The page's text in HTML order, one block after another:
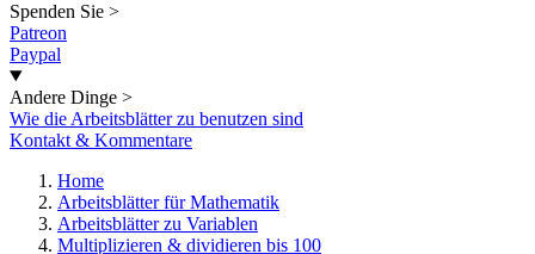
Spenden Sie >
Patreon
Paypal
Andere Dinge >
Wie die Arbeitsblätter zu benutzen sind
Kontakt & Kommentare
Home
Arbeitsblätter für Mathematik
Arbeitsblätter zu Variablen
Multiplizieren & dividieren bis 100